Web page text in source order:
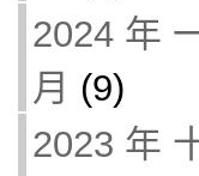
2024 年
月 (9)
2023 年